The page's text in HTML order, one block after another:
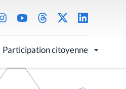
Participation citoyenne